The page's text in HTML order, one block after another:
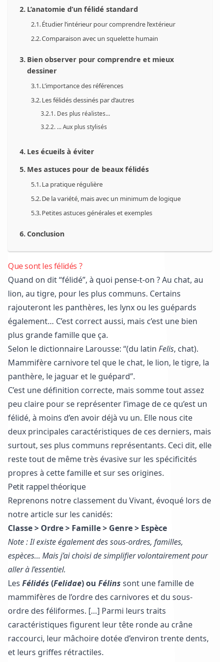
L’anatomie d’un félidé standard
Étudier l’intérieur pour comprendre l’extérieur
Comparaison avec un squelette humain
Bien observer pour comprendre et mieux
dessiner
L’importance des références
Les félidés dessinés par d’autres
Des plus réalistes…
… Aux plus stylisés
Les écueils à éviter
Mes astuces pour de beaux félidés
La pratique régulière
De la variété, mais avec un minimum de logique
Petites astuces générales et exemples
Conclusion
Que sont les félidés ?
Quand on dit “félidé”, à quoi pense-t-on ? Au chat, au
lion, au tigre, pour les plus communs. Certains
rajouteront les panthères, les lynx ou les guépards
également… C’est correct aussi, mais c’est une bien
plus grande famille que ça.
Selon le dictionnaire Larousse: “(du latin Felis, chat).
Mammifère carnivore tel que le chat, le lion, le tigre, la
panthère, le jaguar et le guépard”.
C’est une définition correcte, mais somme tout assez
peu claire pour se représenter l’image de ce qu’est un
félidé, à moins d’en avoir déjà vu un. Elle nous cite
deux principales caractéristiques de ces derniers, mais
surtout, ses plus communs représentants. Ceci dit, elle
reste tout de même très évasive sur les spécificités
propres à cette famille et sur ses origines.
Petit rappel théorique
Reprenons notre classement du Vivant, évoqué lors de
notre article sur les canidés:
Classe > Ordre > Famille> Genre > Espèce
Note : Il existe également des sous-ordres, familles,
espèces… Mais j’ai choisi de simplifier volontairement pour
aller à l’essentiel.
Les Félidés (Felidae) ou Félins sont une famille de
mammifères de l’ordre des carnivores et du sous-
ordre des féliformes. […] Parmi leurs traits
caractéristiques figurent leur tête ronde au crâne
raccourci, leur mâchoire dotée d’environ trente dents,
et leurs griffes rétractiles.